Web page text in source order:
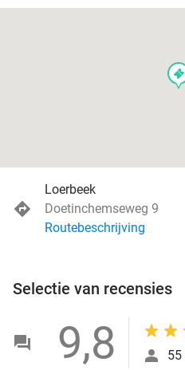
events
Loerbeek
Doetinchemseweg 9
Routebeschrijving
Selectie van recensies
9,8 55